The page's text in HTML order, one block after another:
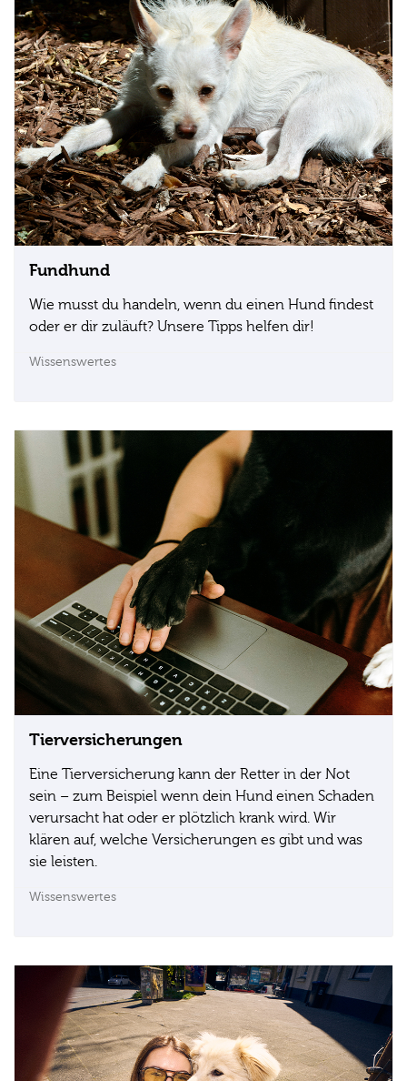
Fundhund
Wie musst du handeln, wenn du einen Hund findest
oder er dir zuläuft? Unsere Tipps helfen dir!
Wissenswertes
Tierversicherungen
Eine Tierversicherung kann der Retter in der Not
sein – zum Beispiel wenn dein Hund einen Schaden
verursacht hat oder er plötzlich krank wird. Wir
klären auf, welche Versicherungen es gibt und was
sie leisten.
Wissenswertes